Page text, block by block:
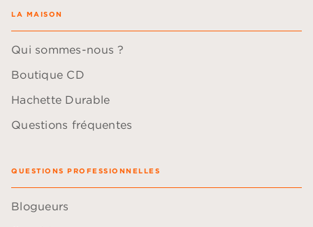
LA MAISON
Qui sommes-nous ?
Boutique CD
Hachette Durable
Questions fréquentes
QUESTIONS PROFESSIONNELLES
Blogueurs